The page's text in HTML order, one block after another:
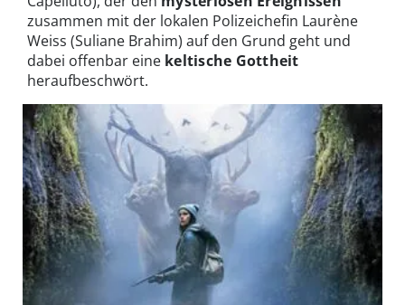
zusammen mit der lokalen Polizeichefin Laurène
Weiss (Suliane Brahim) auf den Grund geht und
dabei offenbar eine keltische Gottheit
heraufbeschwört.